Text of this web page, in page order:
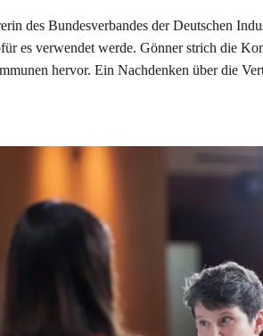
des Bundesverbandes der Deutschen
es verwendet werde. Gönner strich die
hervor. Ein Nachdenken über die